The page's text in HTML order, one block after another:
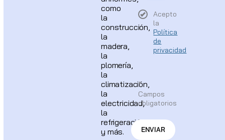
como
la
construcción,
la
madera,
la
plomería,
la
climatización,
la
electricidad,
la
refrigeración
y más.
Acepto
la
Política
de
privacidad
*
Campos
obligatorios
ENVIAR